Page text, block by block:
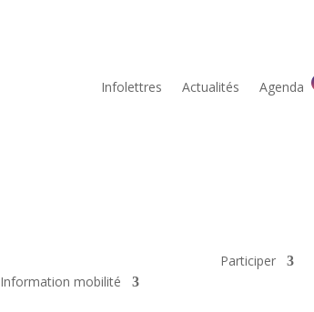
Infolettres Actualités Agenda
Information mobilité
Participer